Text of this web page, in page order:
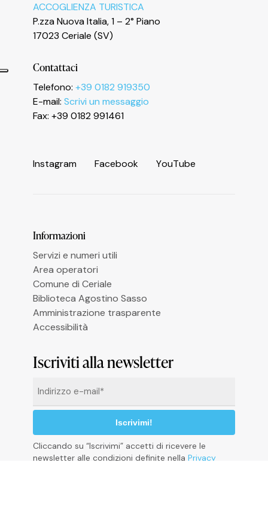
ACCOGLIENZA TURISTICA
P.zza Nuova Italia, 1 – 2° Piano
17023 Ceriale (SV)
Contattaci
Telefono: +39 0182 919350
E-mail: Scrivi un messaggio
Fax: +39 0182 991461
Instagram Facebook YouTube
Informazioni
Servizi e numeri utili
Area operatori
Comune di Ceriale
Biblioteca Agostino Sasso
Amministrazione trasparente
Accessibilità
Iscriviti alla newsletter
Cliccando su “Iscrivimi” accetti di ricevere le
newsletter alle condizioni definite nella Privacy